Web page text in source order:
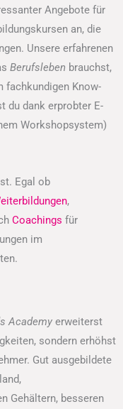
Angebote für
an, die
Unsere erfahrenen
Berufsleben brauchst,
fachkundigen Know-
du dank erprobter E-
Workshopsystem)
Egal ob
,
Coachings für
im
Academy erweiterst
sondern erhöhst
Gut ausgebildete
Gehältern, besseren